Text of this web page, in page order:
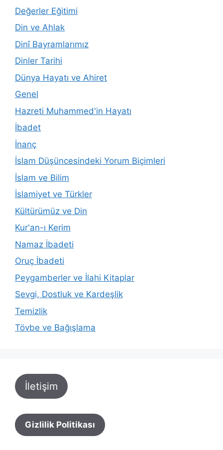
Değerler Eğitimi
Din ve Ahlak
Dinî Bayramlarımız
Dinler Tarihi
Dünya Hayatı ve Ahiret
Genel
Hazreti Muhammed'in Hayatı
İbadet
İnanç
İslam Düşüncesindeki Yorum Biçimleri
İslam ve Bilim
İslamiyet ve Türkler
Kültürümüz ve Din
Kur'an-ı Kerim
Namaz İbadeti
Oruç İbadeti
Peygamberler ve İlahi Kitaplar
Sevgi, Dostluk ve Kardeşlik
Temizlik
Tövbe ve Bağışlama
İletişim
Gizlilik Politikası